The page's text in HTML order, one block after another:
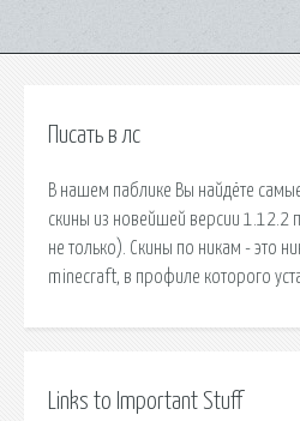
Писать в лс
В нашем паблике Вы найдёте
скины из новейшей версии 1.12.2
не только). Скины по никам - это
minecraft, в профиле которого
Links to Important Stuff